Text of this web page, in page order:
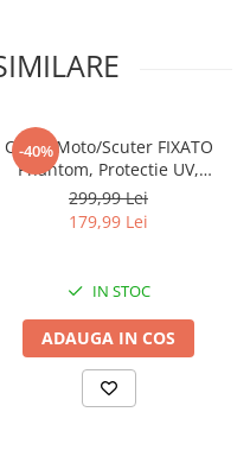
-40%
Casca Moto/Scuter FIXATO
Phantom, Protectie UV,
Viziera Dubla, Ventilatie
buna si permeabilitate la
aer, Marime universala 59-
299,99 Lei
179,99 Lei
IN STOC
ADAUGA IN COS